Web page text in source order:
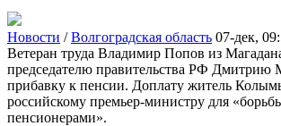
Новости /Волгоградская область 07-дек,
Ветеран труда Владимир Попов из
председателю правительства РФ Дмитрию
прибавку к пенсии. Доплату житель
российскому премьер-министру для
пенсионерами».